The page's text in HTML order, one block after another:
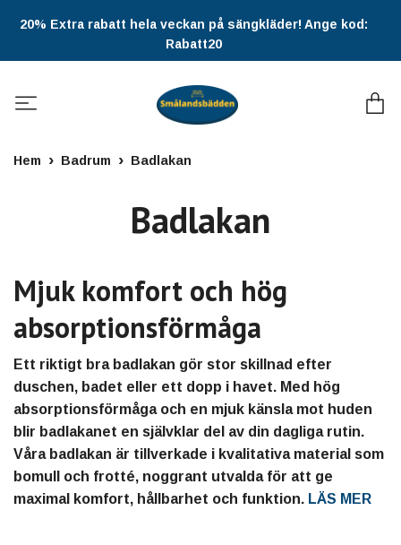
20% Extra rabatt hela veckan på sängkläder! Ange kod:
Rabatt20
Hem Badrum Badlakan
Badlakan
Mjuk komfort och hög
absorptionsförmåga
Ett riktigt bra badlakan gör stor skillnad efter
duschen, badet eller ett dopp i havet. Med hög
absorptionsförmåga och en mjuk känsla mot huden
blir badlakanet en självklar del av din dagliga rutin.
Våra badlakan är tillverkade i kvalitativa material som
bomull och frotté, noggrant utvalda för att ge
maximal komfort, hållbarhet och funktion. LÄS MER